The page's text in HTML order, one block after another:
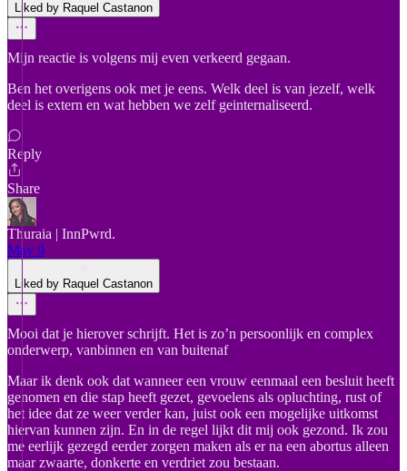
Liked by Raquel Castanon
Mijn reactie is volgens mij even verkeerd gegaan.
Ben het overigens ook met je eens. Welk deel is van jezelf, welk
deel is extern en wat hebben we zelf geinternaliseerd.
Reply
Share
Thuraia | InnPwrd.
May 9
Liked by Raquel Castanon
Mooi dat je hierover schrijft. Het is zo’n persoonlijk en complex
onderwerp, vanbinnen en van buitenaf
Maar ik denk ook dat wanneer een vrouw eenmaal een besluit heeft
genomen en die stap heeft gezet, gevoelens als opluchting, rust of
het idee dat ze weer verder kan, juist ook een mogelijke uitkomst
hiervan kunnen zijn. En in de regel lijkt dit mij ook gezond. Ik zou
me eerlijk gezegd eerder zorgen maken als er na een abortus alleen
maar zwaarte, donkerte en verdriet zou bestaan.